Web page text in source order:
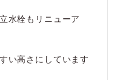
水栓もリニューア
い高さにしています